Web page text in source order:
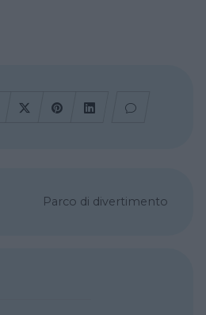
Parco di divertimento